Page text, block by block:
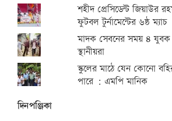
শহীদ প্রেসিডেন্ট জিয়াউর
ফুটবল টুর্নামেন্টের ৬ষ্ঠ ম্যাচ
মাদক সেবনের সময় ৪ যুবক
স্থানীয়রা
স্কুলের মাঠে যেন কোনো
পারে : এমপি মানিক
দিনপঞ্জিকা